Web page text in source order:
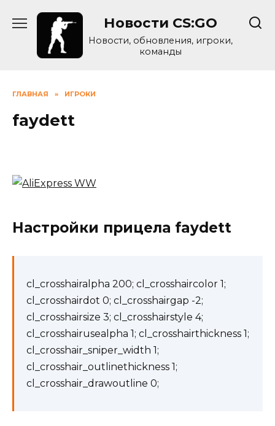
Новости CS:GO
Новости, обновления, игроки,
команды
ГЛАВНАЯ » ИГРОКИ
faydett
Настройки прицела faydett
cl_crosshairalpha 200; cl_crosshaircolor 1;
cl_crosshairdot 0; cl_crosshairgap -2;
cl_crosshairsize 3; cl_crosshairstyle 4;
cl_crosshairusealpha 1; cl_crosshairthickness 1;
cl_crosshair_sniper_width 1;
cl_crosshair_outlinethickness 1;
cl_crosshair_drawoutline 0;